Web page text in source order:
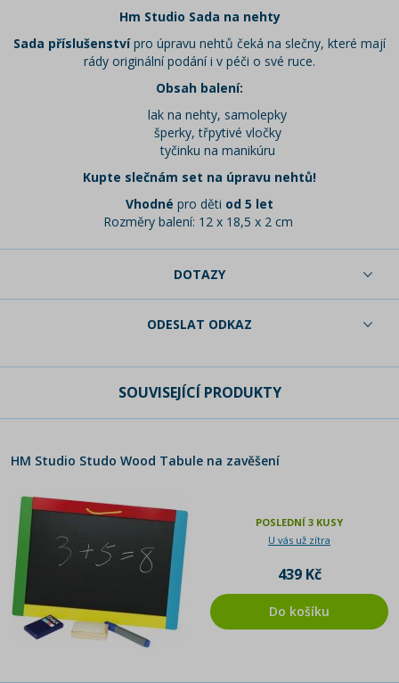
Hm Studio Sada na nehty
Sada příslušenstvípro úpravu nehtů čeká na slečny, které mají
rády originální podání i v péči o své ruce.
Obsah balení:
lak na nehty, samolepky
šperky, třpytivé vločky
tyčinku na manikúru
Kupte slečnám set na úpravu nehtů!
Vhodné pro děti od 5 let
Rozměry balení: 12 x 18,5 x 2 cm
DOTAZY
ODESLAT ODKAZ
SOUVISEJÍCÍ PRODUKTY
HM Studio Studo Wood Tabule na zavěšení
POSLEDNÍ 3 KUSY
U vás už zítra
439 Kč
Do košíku